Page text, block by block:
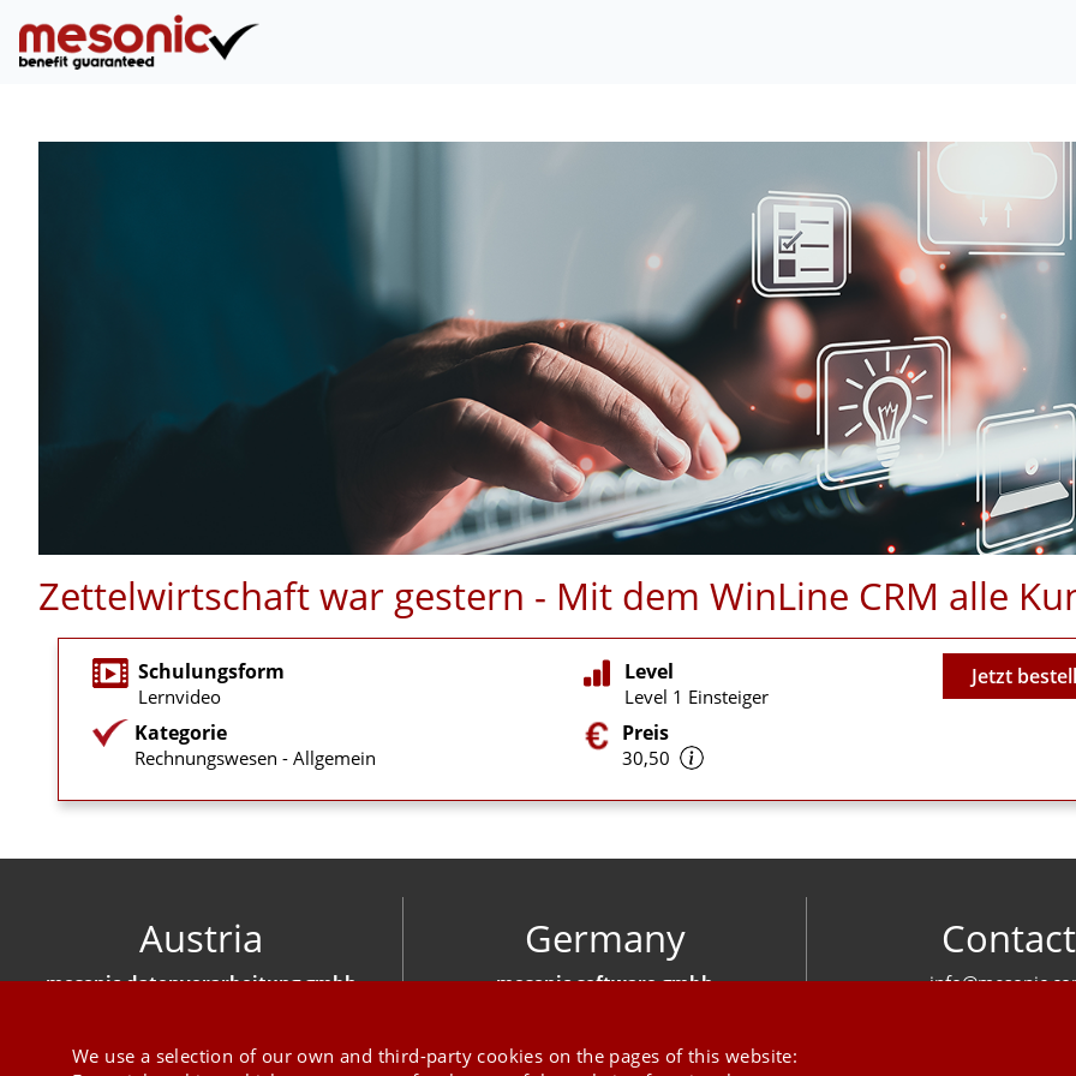
Zettelwirtschaft war gestern - Mit dem WinLine CRM alle
Schulungsform
Lernvideo
Kategorie
Rechnungswesen - Allgemein
Level
Level 1 Einsteiger
Preis
30,50
Video
Jetzt
Austria
mesonic datenverarbeitung gmbh
Germany
mesonic software gmbh
Contact
We use a selection of our own and third-party cookies on the pages of this website: